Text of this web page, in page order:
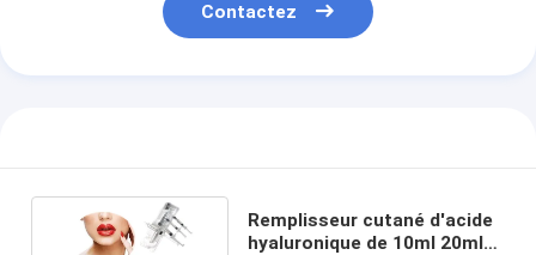
Contactez
Remplisseur cutané d'acide
hyaluronique de 10ml 20ml